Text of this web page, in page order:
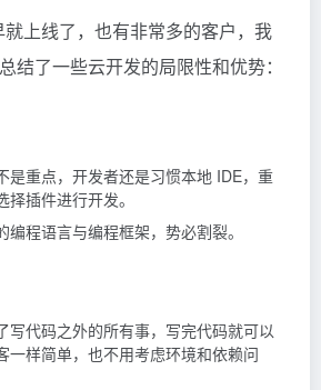
上线了，也有非常多的客户，我
结了一些云开发的局限性和优势：
是重点，开发者还是习惯本地 IDE，重
择插件进行开发。
编程语言与编程框架，势必割裂。
写代码之外的所有事，写完代码就可以
一样简单，也不用考虑环境和依赖问